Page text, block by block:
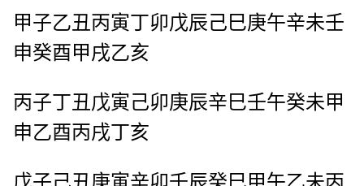
甲子乙丑丙寅丁卯戊辰己巳庚午辛未壬
申癸酉甲戌乙亥
丙子丁丑戊寅己卯庚辰辛巳壬午癸未甲
申乙酉丙戌丁亥